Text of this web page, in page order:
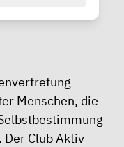
Menschen, die
Club Aktiv